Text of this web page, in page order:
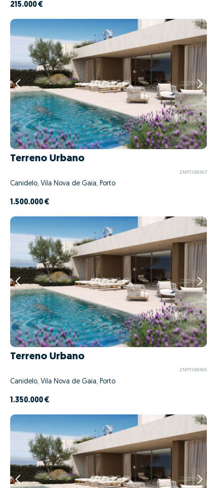
215.000 €
Terreno Urbano
ZMPT588467
Canidelo, Vila Nova de Gaia, Porto
1.500.000 €
Terreno Urbano
ZMPT588465
Canidelo, Vila Nova de Gaia, Porto
1.350.000 €